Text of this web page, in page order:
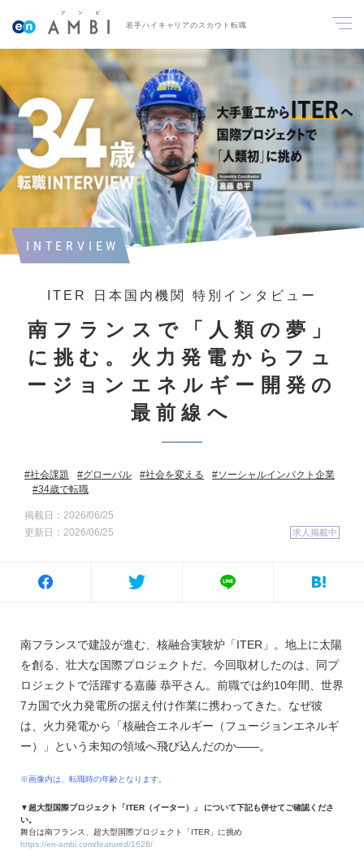
若手ハイキャリアのスカウト転職
INTERVIEW
ITER 日本国内機関 特別インタビュー
南フランスで「人類の夢」
に挑む。火力発電からフュ
ージョンエネルギー開発の
最前線へ
社会課題 グローバル 社会を変える
ソーシャルインパクト企業
34歳で転職
掲載日：2026/06/25
更新日：2026/06/25
求人掲載中
南フランスで建設が進む、核融合実験炉「ITER」。地上に太陽
を創る、壮大な国際プロジェクトだ。今回取材したのは、同プ
ロジェクトで活躍する嘉藤 恭平さん。前職では約10年間、世界
7カ国で火力発電所の据え付け作業に携わってきた。なぜ彼
は、火力発電から「核融合エネルギー（フュージョンエネルギ
ー）」という未知の領域へ飛び込んだのか――。
※画像内は、転職時の年齢となります。
▼超大型国際プロジェクト「ITER（イーター）」 について下記も併せてご確認くださ
い。
舞台は南フランス、超大型国際プロジェクト「ITER」に挑め
https://en-ambi.com/featured/1628/